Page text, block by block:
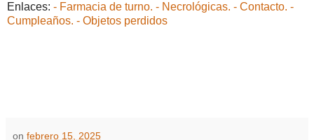
Enlaces: - Farmacia de turno. - Necrológicas. - Contacto. -
Cumpleaños. - Objetos perdidos
on febrero 15, 2025